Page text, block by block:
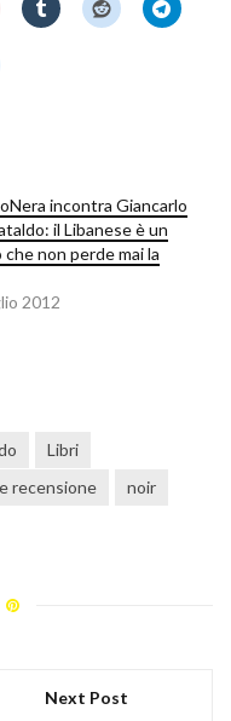
incontra Giancarlo
il Libanese è un
che non perde mai la
2012
Libri
recensione
noir
Next Post